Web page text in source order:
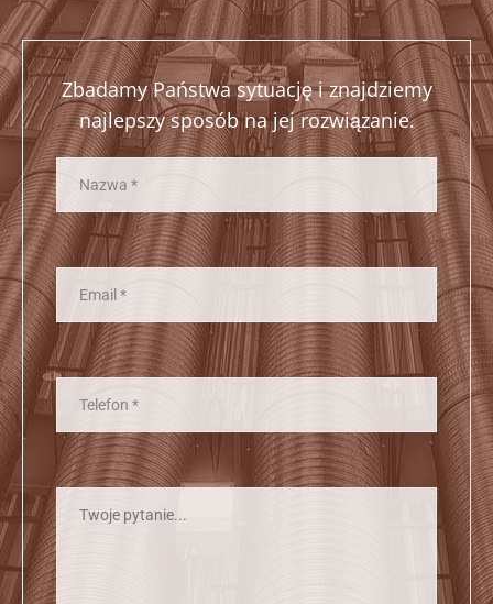
Zbadamy Państwa sytuację i znajdziemy
najlepszy sposób na jej rozwiązanie.